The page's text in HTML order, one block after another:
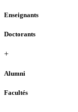
Enseignants
Doctorants
+
Alumni
Facultés